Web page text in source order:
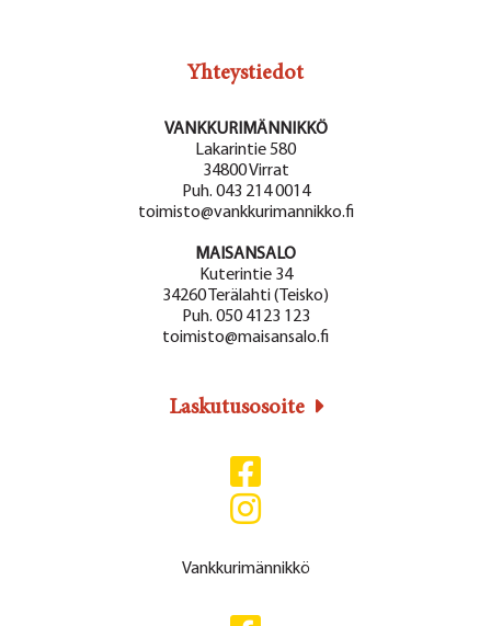
Yhteystiedot
VANKKURIMÄNNIKKÖ
Lakarintie 580
34800 Virrat
Puh. 043 214 0014
toimisto@vankkurimannikko.fi
MAISANSALO
Kuterintie 34
34260 Terälahti (Teisko)
Puh. 050 4123 123
toimisto@maisansalo.fi
Laskutusosoite
Vankkurimännikkö